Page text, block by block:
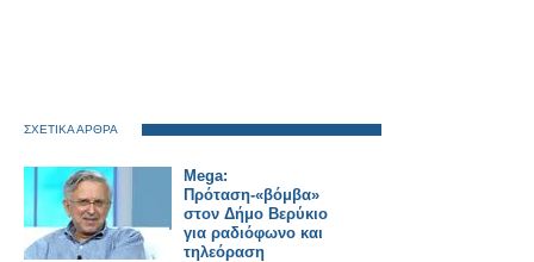
ΣΧΕΤΙΚΑ ΑΡΘΡΑ
Mega:
Πρόταση-«βόμβα»
στον Δήμο Βερύκιο
για ραδιόφωνο και
τηλεόραση